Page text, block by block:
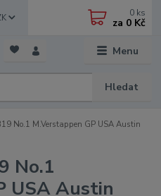
Menu
Hledat
0 ks
za 0 Kč
No.1 M.Verstappen GP USA Austin
No.1
USA Austin